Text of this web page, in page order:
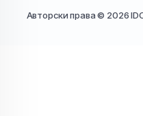
Авторски права © 2026